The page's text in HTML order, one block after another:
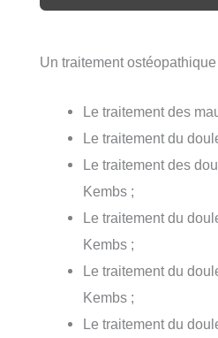
Un traitement
Le traitement des
Le traitement du
Le traitement des
Kembs ;
Le traitement du
Kembs ;
Le traitement du
Kembs ;
Le traitement du